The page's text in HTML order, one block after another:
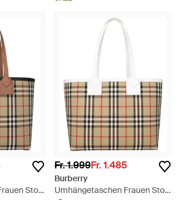
Stoff
Fr. 1.999Fr. 1.485
Burberry
Umhängetaschen Frauen Stoff